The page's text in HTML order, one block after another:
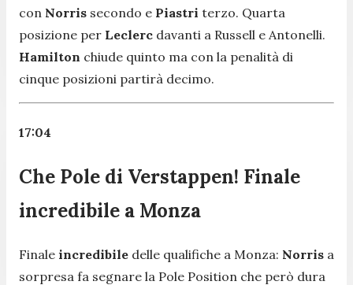
con Norris secondo e Piastri terzo. Quarta
posizione per Leclerc davanti a Russell e Antonelli.
Hamilton chiude quinto ma con la penalità di
cinque posizioni partirà decimo.
17:04
Che Pole di Verstappen! Finale
incredibile a Monza
Finale incredibile delle qualifiche a Monza: Norris a
sorpresa fa segnare la Pole Position che però dura